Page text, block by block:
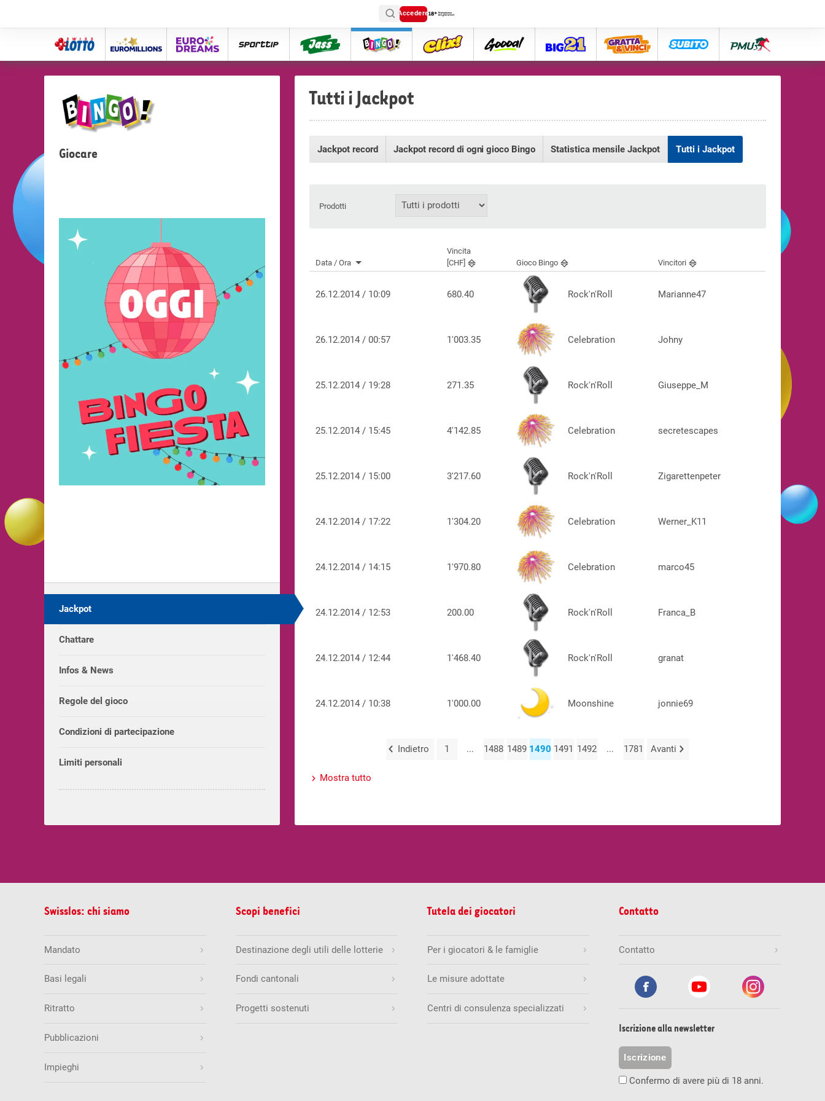
Accedere
Swiss
Lotto
Euro
Millions
eurodreams Jass Bingo Clix goooal big21 lose pmu
Giocare
Jackpot
Chattare
Infos & News
Regole del gioco
Condizioni di partecipazione
Limiti personali
Tutti i Jackpot
Jackpot record Jackpot record di ogni gioco Bingo Statistica mensile Jackpot Tutti i Jackpot
Prodotti
Data / Ora
Vincita
[CHF]
Gioco Bingo Vincitori
26.12.2014 / 10:09 680.40 Rock'n'Roll Marianne47
26.12.2014 / 00:57 1'003.35 Celebration Johny
25.12.2014 / 19:28 271.35 Rock'n'Roll Giuseppe_M
25.12.2014 / 15:45 4'142.85 Celebration secretescapes
25.12.2014 / 15:00 3'217.60 Rock'n'Roll Zigarettenpeter
24.12.2014 / 17:22 1'304.20 Celebration Werner_K11
24.12.2014 / 14:15 1'970.80 Celebration marco45
24.12.2014 / 12:53 200.00 Rock'n'Roll Franca_B
24.12.2014 / 12:44 1'468.40 Rock'n'Roll granat
24.12.2014 / 10:38 1'000.00 Moonshine jonnie69
Indietro 1 ... 1488 1489 1490 1491 1492 ... 1781 Avanti
Mostra tutto
Swisslos: chi siamo
Mandato
Basi legali
Ritratto
Pubblicazioni
Impieghi
Scopi benefici
Destinazione degli utili delle lotterie
Fondi cantonali
Progetti sostenuti
Tutela dei giocatori
Per i giocatori & le famiglie
Le misure adottate
Centri di consulenza specializzati
Contatto
Contatto
Iscrizione alla newsletter
Iscrizione
Confermo di avere più di 18 anni.